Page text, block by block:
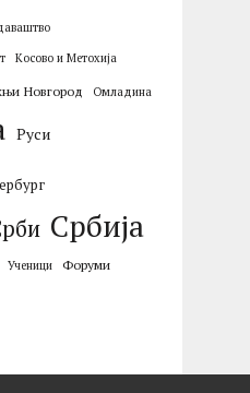
Косово и Метохија
Новгород Омладина
Руси
Србија
Ученици Форуми